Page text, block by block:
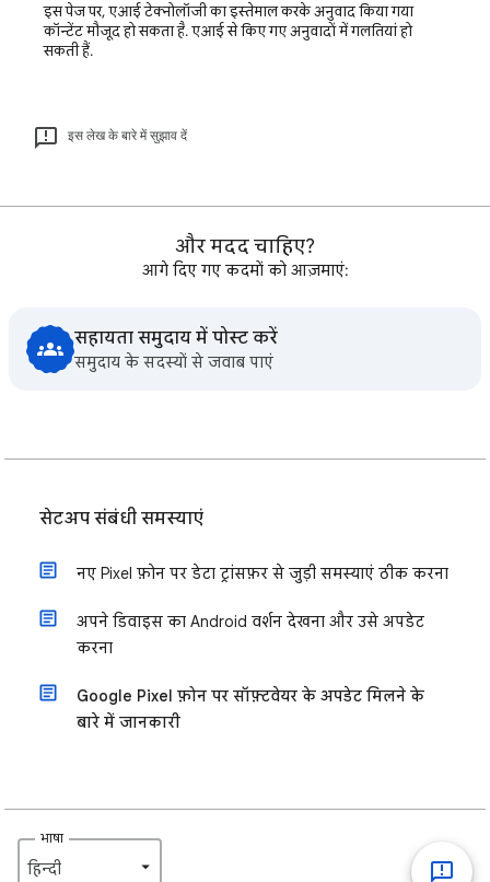
इस पेज पर, एआई टेक्नोलॉजी का इस्तेमाल करके अनुवाद किया गया
कॉन्टेंट मौजूद हो सकता है. एआई से किए गए अनुवादों में गलतियां हो
सकती हैं.
इस लेख के बारे में सुझाव दें
और मदद चाहिए?
आगे दिए गए कदमों को आज़माएं:
सहायता समुदाय में पोस्ट करें
समुदाय के सदस्यों से जवाब पाएं
सेटअप संबंधी समस्याएं
नए Pixel फ़ोन पर डेटा ट्रांसफ़र से जुड़ी समस्याएं ठीक करना
अपने डिवाइस का Android वर्शन देखना और उसे अपडेट
करना
Google Pixel फ़ोन पर सॉफ़्टवेयर के अपडेट मिलने के
बारे में जानकारी
भाषा
हिन्दी‎